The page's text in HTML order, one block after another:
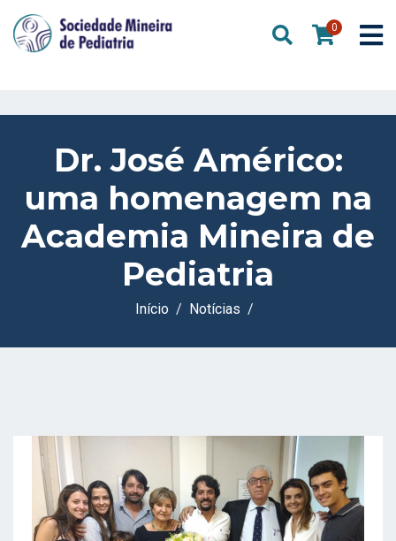
0
Dr. José Américo:
uma homenagem na
Academia Mineira de
Pediatria
Início Notícias